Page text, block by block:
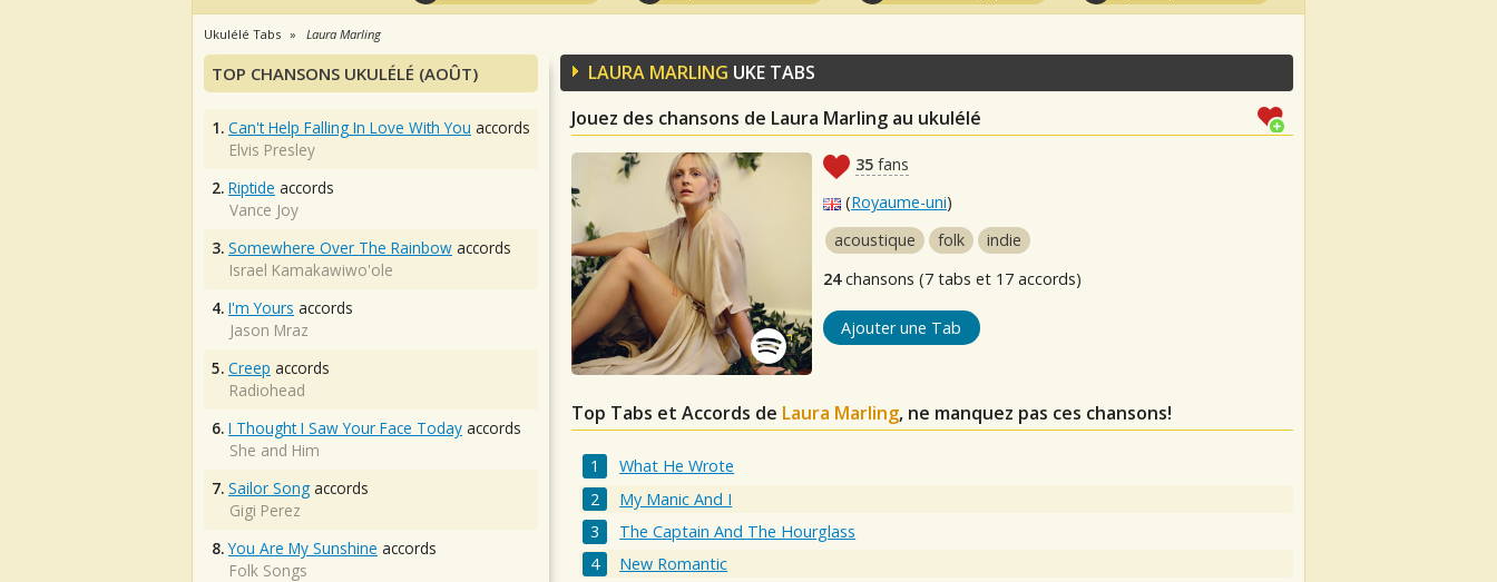
Ukulélé Tabs Laura Marling
LAURA MARLING UKE TABS
Jouez des chansons de Laura Marling au ukulélé
35 fans
(Royaume-uni)
acoustique
folk
indie
24chansons (7 tabs et 17 accords)
Ajouter une Tab
Top Tabs et Accords de Laura Marling, ne manquez pas ces chansons!
What He Wrote
My Manic And I
The Captain And The Hourglass
New Romantic
TOP CHANSONS UKULÉLÉ (AOÛT)
1. Can't Help Falling In Love With You accords
Elvis Presley
2. Riptide accords
Vance Joy
3. Somewhere Over The Rainbow accords
Israel Kamakawiwo'ole
4. I'm Yours accords
Jason Mraz
5. Creep accords
Radiohead
6. I Thought I Saw Your Face Today accords
She and Him
7. Sailor Song accords
Gigi Perez
8. You Are My Sunshine accords
Folk Songs